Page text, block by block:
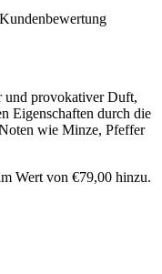
Kundenbewertung
und provokativer Duft,
Eigenschaften durch die
wie Minze, Pfeffer
Wert von €79,00 hinzu.